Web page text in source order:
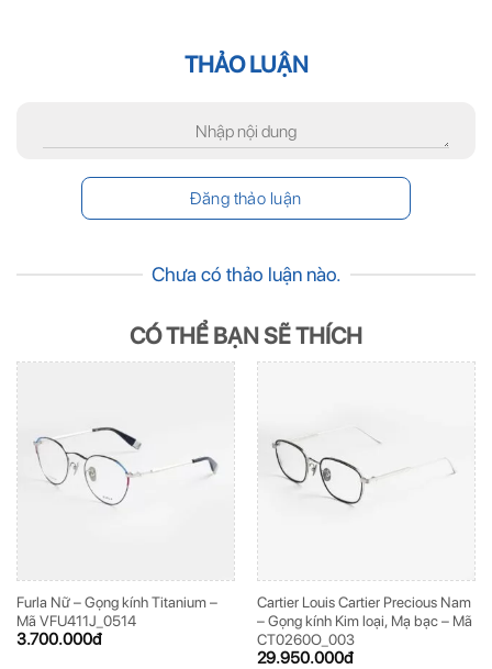
THẢO LUẬN
Chưa có thảo luận nào.
CÓ THỂ BẠN SẼ THÍCH
Furla Nữ – Gọng kính Titanium –
Mã VFU411J_0514
3.700.000đ
Cartier Louis Cartier Precious Nam
– Gọng kính Kim loại, Mạ bạc – Mã
CT0260O_003
29.950.000đ